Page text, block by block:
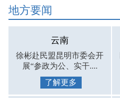
地方要闻
云南
徐彬赴民盟昆明市委会开
展“参政为公、实干....
了解更多